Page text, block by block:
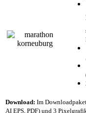
Download: Im
AI EPS, PDF) und 3